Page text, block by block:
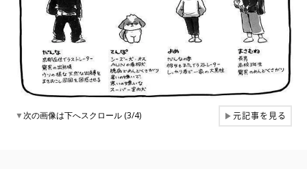
▼次の画像は下へスクロール (3/4) ▶元記事を見る